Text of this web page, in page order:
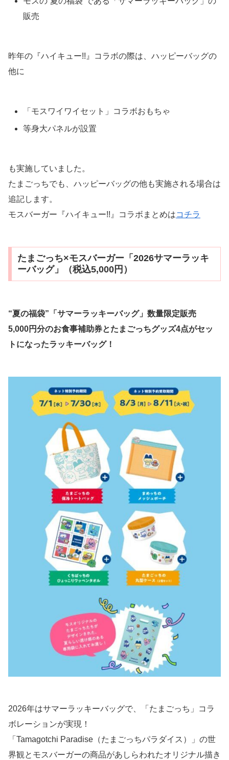
販売
昨年の『ハイキュー!!』コラボの際は、ハッピーバッグの
他に
「モスワイワイセット」コラボおもちゃ
等身大パネルが設置
も実施していました。
たまごっちでも、ハッピーバッグの他も実施される場合は
追記します。
モスバーガー『ハイキュー!!』コラボまとめはコチラ
たまごっち×モスバーガー「2026サマーラッキ
ーバッグ」（税込5,000円）
“夏の福袋”「サマーラッキーバッグ」数量限定販売
5,000円分のお食事補助券とたまごっちグッズ4点がセッ
トになったラッキーバッグ！
2026年はサマーラッキーバッグで、「たまごっち」コラ
ボレーションが実現！
「Tamagotchi Paradise（たまごっちパラダイス）」の世
界観とモスバーガーの商品があしらわれたオリジナル描き